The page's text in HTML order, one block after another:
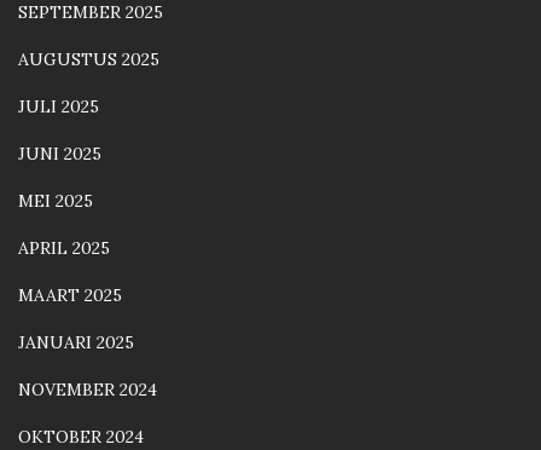
SEPTEMBER 2025
AUGUSTUS 2025
JULI 2025
JUNI 2025
MEI 2025
APRIL 2025
MAART 2025
JANUARI 2025
NOVEMBER 2024
OKTOBER 2024